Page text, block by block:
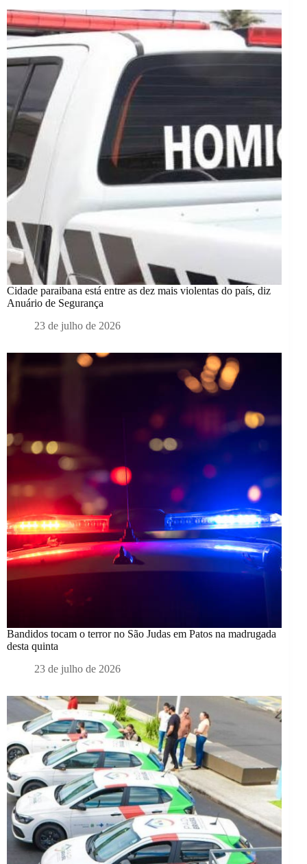
Cidade paraibana está entre as dez mais violentas do país, diz
Anuário de Segurança
23 de julho de 2026
Bandidos tocam o terror no São Judas em Patos na madrugada
desta quinta
23 de julho de 2026